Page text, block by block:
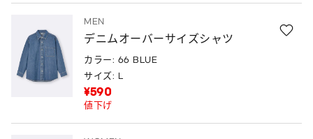
MEN
デニムオーバーサイズシャツ
カラー: 66 BLUE
サイズ: L
¥590
値下げ